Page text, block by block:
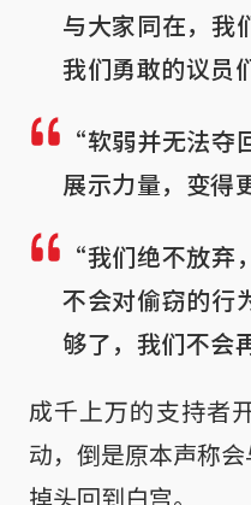
与大家同在，我
我们勇敢的议
“软弱并无法夺
展示力量，变得
“我们绝不放
不会对偷窃的
够了，我们不会
成千上万的支持者
动，倒是原本声称
掉头回到白宫。